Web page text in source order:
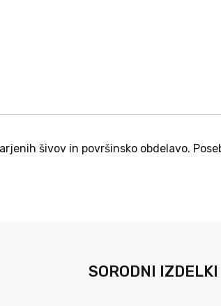
šivov in površinsko obdelavo.
SORODNI IZDELKI